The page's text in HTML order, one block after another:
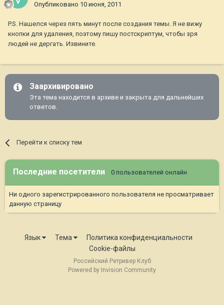
Опубликовано 10 июня, 2011
P.S. Нашелся через пять минут после создания темы. Я не вижу
кнопки для удаления, поэтому пишу постскриптум, чтобы зря
людей не дергать. Извините.
Заархивировано
Эта тема находится в архиве и закрыта для дальнейших
ответов.
Перейти к списку тем
Последние посетители 0 пользователей онлайн
Ни одного зарегистрированного пользователя не просматривает
данную страницу
Язык Тема
Политика конфиденциальности
Cookie-файлы
Российский Ретривер Клуб
Powered by Invision Community